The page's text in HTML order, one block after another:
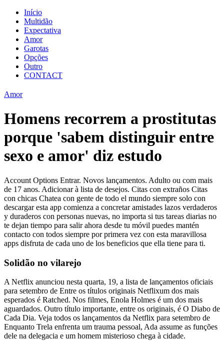
Início
Multidão
Expectativa
Amor
Garotas
Opções
Outro
CONTACT
Amor
Homens recorrem a prostitutas
porque 'sabem distinguir entre
sexo e amor' diz estudo
Account Options Entrar. Novos lançamentos. Adulto ou com mais
de 17 anos. Adicionar à lista de desejos. Citas con extraños Citas
con chicas Chatea con gente de todo el mundo siempre solo con
descargar esta app comienza a concretar amistades lazos verdaderos
y duraderos con personas nuevas, no importa si tus tareas diarias no
te dejan tiempo para salir ahora desde tu móvil puedes mantén
contacto con todos siempre por primera vez con esta maravillosa
apps disfruta de cada uno de los beneficios que ella tiene para ti.
Solidão no vilarejo
A Netflix anunciou nesta quarta, 19, a lista de lançamentos oficiais
para setembro de Entre os títulos originais Netflixum dos mais
esperados é Ratched. Nos filmes, Enola Holmes é um dos mais
aguardados. Outro título importante, entre os originais, é O Diabo de
Cada Dia. Veja todos os lançamentos da Netflix para setembro de
Enquanto Trela enfrenta um trauma pessoal, Ada assume as funções
dele na delegacia e um homem misterioso chega à cidade.